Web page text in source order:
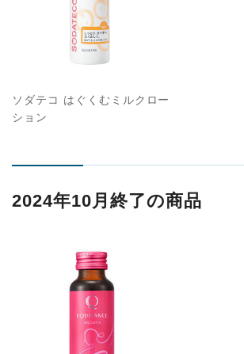
ソダテコ はぐくむミルクロー
ション
2024年10月終了の商品